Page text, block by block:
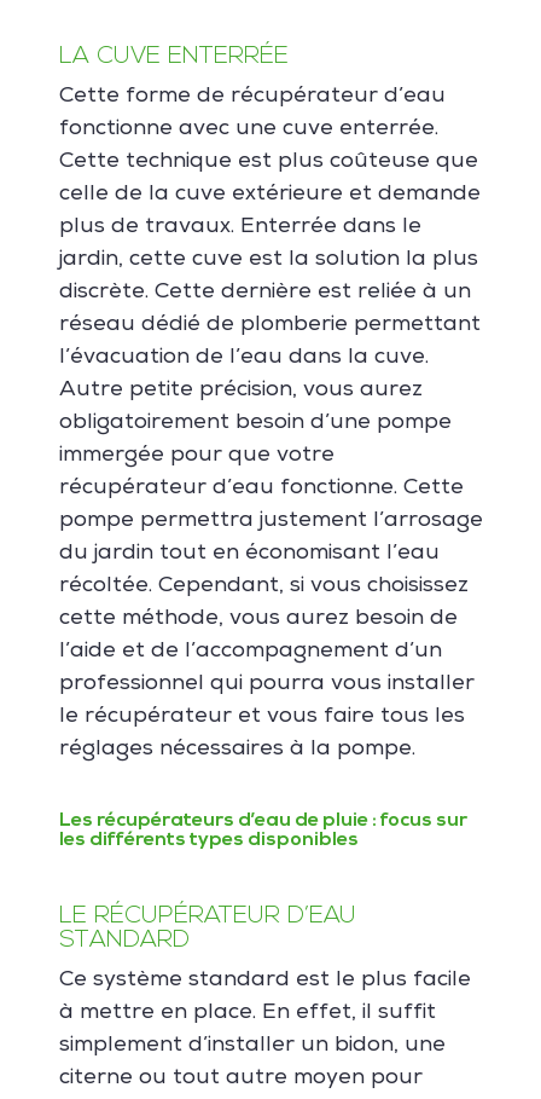
LA CUVE ENTERRÉE
Cette forme de récupérateur d’eau
fonctionne avec une cuve enterrée.
Cette technique est plus coûteuse que
celle de la cuve extérieure et demande
plus de travaux. Enterrée dans le
jardin, cette cuve est la solution la plus
discrète. Cette dernière est reliée à un
réseau dédié de plomberie permettant
l’évacuation de l’eau dans la cuve.
Autre petite précision, vous aurez
obligatoirement besoin d’une pompe
immergée pour que votre
récupérateur d’eau fonctionne. Cette
pompe permettra justement l’arrosage
du jardin tout en économisant l’eau
récoltée. Cependant, si vous choisissez
cette méthode, vous aurez besoin de
l’aide et de l’accompagnement d’un
professionnel qui pourra vous installer
le récupérateur et vous faire tous les
réglages nécessaires à la pompe.
Les récupérateurs d’eau de pluie : focus sur
les différents types disponibles
LE RÉCUPÉRATEUR D’EAU
STANDARD
Ce système standard est le plus facile
à mettre en place. En effet, il suffit
simplement d’installer un bidon, une
citerne ou tout autre moyen pour